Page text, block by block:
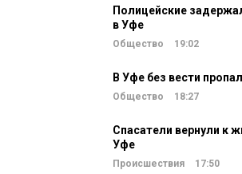
Полицейские
в Уфе
Общество 19:02
В Уфе без вести
Общество 18:27
Спасатели вернули к
Уфе
Происшествия 17:50